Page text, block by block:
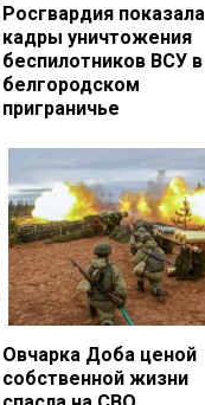
Росгвардия показала
кадры уничтожения
беспилотников ВСУ в
белгородском
приграничье
Овчарка Доба ценой
собственной жизни